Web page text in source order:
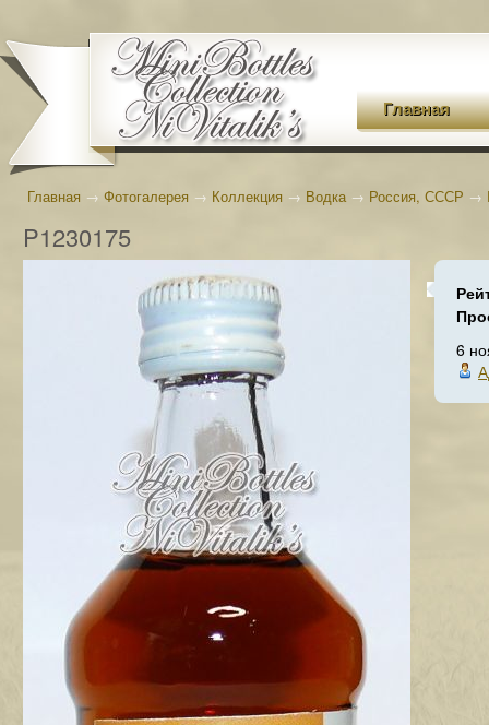
Главная
Главная → Фотогалерея → Коллекция → Водка→ Россия, СССР →
P1230175
6